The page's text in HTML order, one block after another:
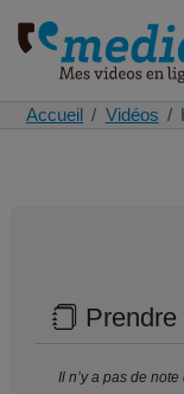
Accueil Vidéos
Il n’y a pas de